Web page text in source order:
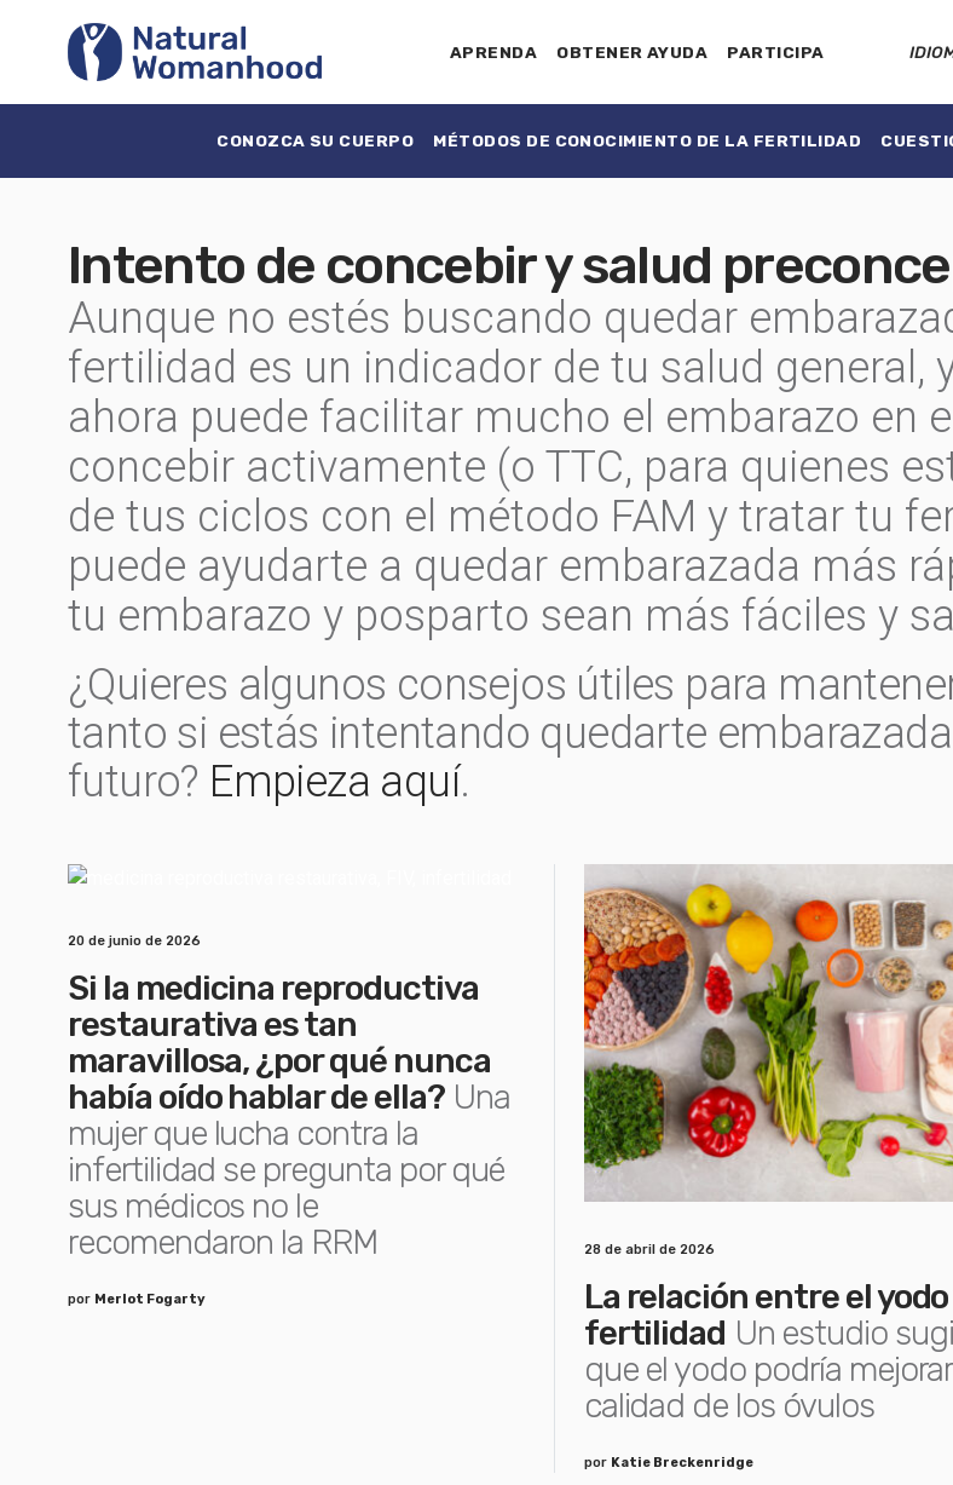
APRENDA OBTENER AYUDA PARTICIPA
CONOZCA SU CUERPO MÉTODOS DE CONOCIMIENTO DE LA FERTILIDAD
Intento de concebir y salud
Aunque no estés buscando quedar
fertilidad es un indicador de tu salud general,
ahora puede facilitar mucho el embarazo en
concebir activamente (o TTC, para quienes
de tus ciclos con el método FAM y tratar tu
puede ayudarte a quedar embarazada más
tu embarazo y posparto sean más fáciles y
¿Quieres algunos consejos útiles para
tanto si estás intentando quedarte
futuro? Empieza aquí.
20 de junio de 2026
Si la medicina reproductiva
restaurativa es tan
maravillosa, ¿por qué nunca
había oído hablar de ella? Una
mujer que lucha contra la
infertilidad se pregunta por qué
sus médicos no le
recomendaron la RRM
por Merlot Fogarty
28 de abril de 2026
La relación entre el yodo
fertilidad Un estudio
que el yodo podría
calidad de los óvulos
por Katie Breckenridge